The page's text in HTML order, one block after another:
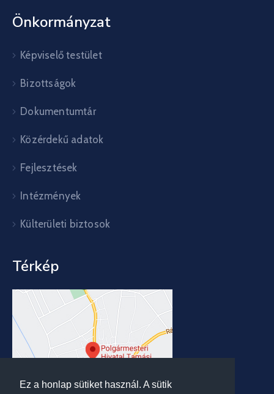
Ez a honlap sütiket használ. A sütik
Önkormányzat
Képviselő testület
Bizottságok
Dokumentumtár
Közérdekű adatok
Fejlesztések
Intézmények
Külterületi biztosok
Térkép